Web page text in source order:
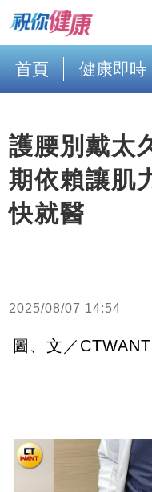
首頁 健康即時
護腰別戴太
期依賴讓肌
快就醫
2025/08/07 14:54
圖、文／CTWANT